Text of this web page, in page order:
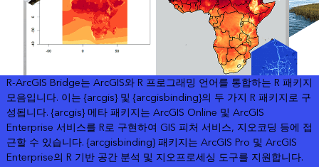
R-ArcGIS Bridge는 ArcGIS와 R 프로그래밍 언어를 통합하는 R 패키지
모음입니다. 이는 {arcgis} 및 {arcgisbinding}의 두 가지 R 패키지로 구
성됩니다. {arcgis} 메타 패키지는 ArcGIS Online 및 ArcGIS
Enterprise 서비스를 R로 구현하여 GIS 피처 서비스, 지오코딩 등에 접
근할 수 있습니다. {arcgisbinding} 패키지는 ArcGIS Pro 및 ArcGIS
Enterprise의 R 기반 공간 분석 및 지오프로세싱 도구를 지원합니다.